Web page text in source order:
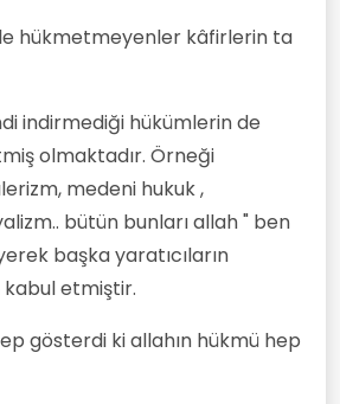
hükmetmeyenler kâfirlerin ta
indirmediği hükümlerin de
olmaktadır. Örneği
medeni hukuk ,
bütün bunları allah " ben
başka yaratıcıların
kabul etmiştir.
gösterdi ki allahın hükmü hep